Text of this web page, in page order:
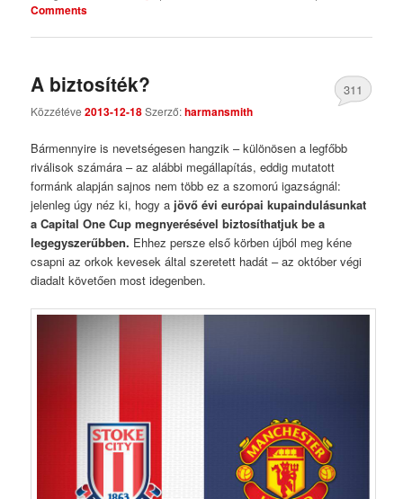
Comments
A biztosíték?
Közzétéve2013-12-18Szerző:harmansmith
311
Bármennyire is nevetségesen hangzik – különösen a legfőbb
riválisok számára – az alábbi megállapítás, eddig mutatott
formánk alapján sajnos nem több ez a szomorú igazságnál:
jelenleg úgy néz ki, hogy a jövő évi európai kupaindulásunkat
a Capital One Cup megnyerésével biztosíthatjuk be a
legegyszerűbben. Ehhez persze első körben újból meg kéne
csapni az orkok kevesek által szeretett hadát – az október végi
diadalt követően most idegenben.